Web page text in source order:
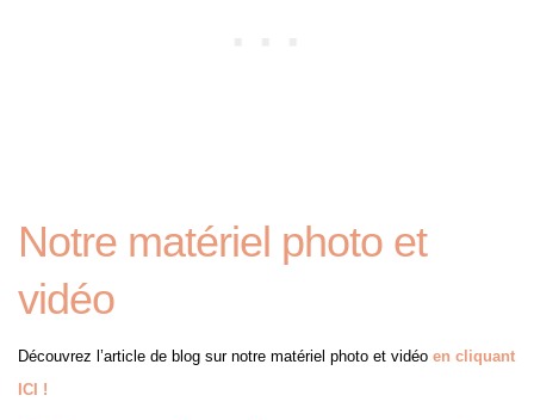
Notre matériel photo et
vidéo
Découvrez l’article de blog sur notre matériel photo et vidéo en cliquant
ICI !